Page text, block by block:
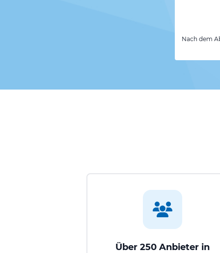
Nach dem
Über 250 Anbieter in